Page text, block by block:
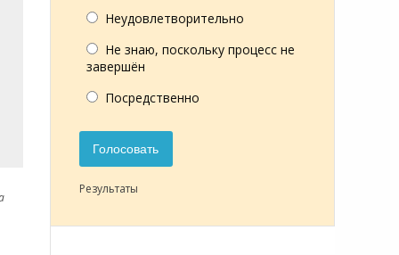
Неудовлетворительно
Не знаю, поскольку процесс не
завершён
Посредственно
Голосовать
Результаты